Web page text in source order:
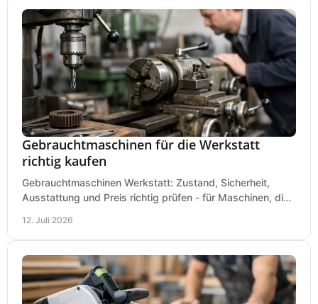
Gebrauchtmaschinen für die Werkstatt
richtig kaufen
Gebrauchtmaschinen Werkstatt: Zustand, Sicherheit,
Ausstattung und Preis richtig prüfen - für Maschinen, die
12. Juli 2026